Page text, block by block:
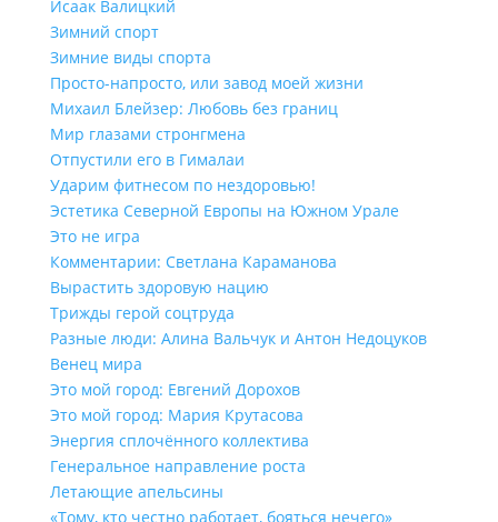
Исаак Валицкий
Зимний спорт
Зимние виды спорта
Просто-напросто, или завод моей жизни
Михаил Блейзер: Любовь без границ
Мир глазами стронгмена
Отпустили его в Гималаи
Ударим фитнесом по нездоровью!
Эстетика Северной Европы на Южном Урале
Это не игра
Комментарии: Светлана Караманова
Вырастить здоровую нацию
Трижды герой соцтруда
Разные люди: Алина Вальчук и Антон Недоцуков
Венец мира
Это мой город: Евгений Дорохов
Это мой город: Мария Крутасова
Энергия сплочённого коллектива
Генеральное направление роста
Летающие апельсины
«Тому, кто честно работает, бояться нечего»